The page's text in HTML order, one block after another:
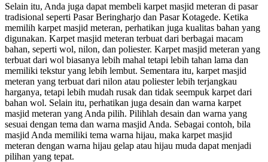
Selain itu, Anda juga dapat membeli karpet masjid meteran di pasar
tradisional seperti Pasar Beringharjo dan Pasar Kotagede. Ketika
memilih karpet masjid meteran, perhatikan juga kualitas bahan yang
digunakan. Karpet masjid meteran terbuat dari berbagai macam
bahan, seperti wol, nilon, dan poliester. Karpet masjid meteran yang
terbuat dari wol biasanya lebih mahal tetapi lebih tahan lama dan
memiliki tekstur yang lebih lembut. Sementara itu, karpet masjid
meteran yang terbuat dari nilon atau poliester lebih terjangkau
harganya, tetapi lebih mudah rusak dan tidak seempuk karpet dari
bahan wol. Selain itu, perhatikan juga desain dan warna karpet
masjid meteran yang Anda pilih. Pilihlah desain dan warna yang
sesuai dengan tema dan warna masjid Anda. Sebagai contoh, bila
masjid Anda memiliki tema warna hijau, maka karpet masjid
meteran dengan warna hijau gelap atau hijau muda dapat menjadi
pilihan yang tepat.